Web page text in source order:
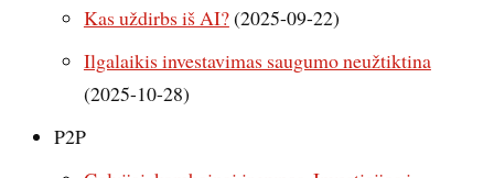
Kas uždirbs iš AI?(2025-09-22)
Ilgalaikis investavimas saugumo neužtiktina
(2025-10-28)
P2P